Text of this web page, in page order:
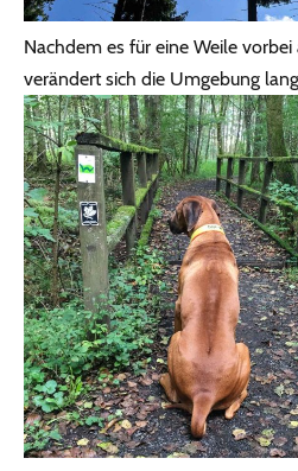
Nachdem es für eine Weile
verändert sich die Umgebung